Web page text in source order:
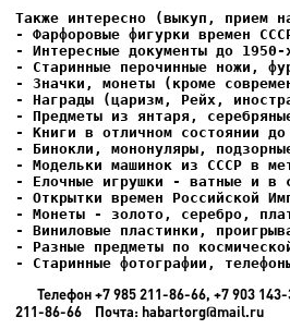
- Фарфоровые фигурки времен
- Интересные документы до
- Елочные игрушки - ватные и в
- Старинные фотографии,
Телефон +7 985 211-86-66, +7 903
211-86-66 Почта: habartorg@mail.ru